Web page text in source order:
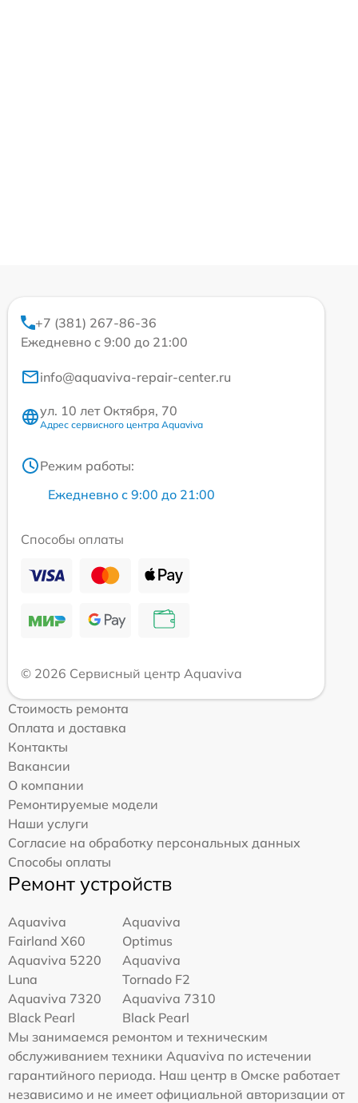
+7 (381) 267-86-36
Ежедневно с 9:00 до 21:00
info@aquaviva-repair-center.ru
ул. 10 лет Октября, 70
Адрес сервисного центра Aquaviva
Режим работы:
Ежедневно с 9:00 до 21:00
Способы оплаты
© 2026 Сервисный центр Aquaviva
Стоимость ремонта
Оплата и доставка
Контакты
Вакансии
О компании
Ремонтируемые модели
Наши услуги
Согласие на обработку персональных данных
Способы оплаты
Ремонт устройств
Aquaviva
Fairland X60
Aquaviva
Optimus
Aquaviva 5220
Luna
Aquaviva
Tornado F2
Aquaviva 7320
Black Pearl
Aquaviva 7310
Black Pearl
Мы занимаемся ремонтом и техническим
обслуживанием техники Aquaviva по истечении
гарантийного периода. Наш центр в Омске работает
независимо и не имеет официальной авторизации от